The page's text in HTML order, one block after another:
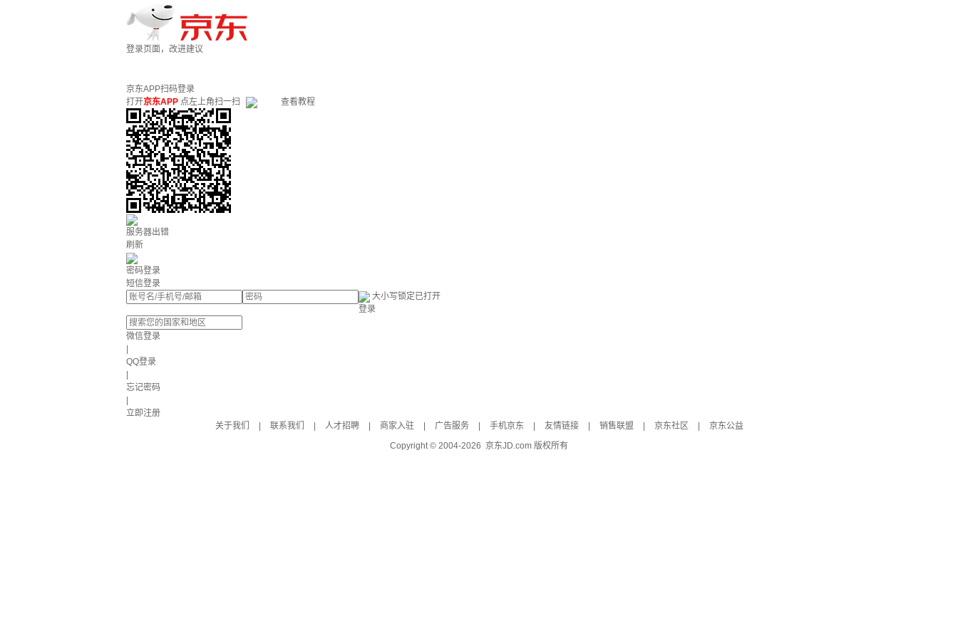
登录页面，改进建议
京东APP扫码登录
打开京东APP 点左上角扫一扫 查看教程
服务器出错
刷新
密码登录
短信登录
大小写锁定已打开
登录
微信登录
QQ登录
忘记密码
立即注册
关于我们
联系我们 人才招聘 商家入驻 广告服务 手机京东 友情链接 销售联盟 京东社区
京东公益
Copyright © 2004-2026 京东JD.com 版权所有